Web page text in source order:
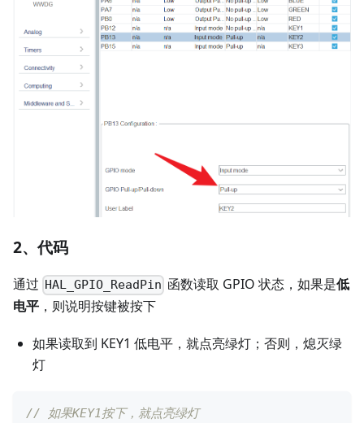
2、代码
通过 HAL_GPIO_ReadPin 函数读取 GPIO 状态，如果是低
电平 ，则说明按键被按下
如果读取到 KEY1 低电平，就点亮绿灯；否则，熄灭绿
灯
// 如果KEY1按下，就点亮绿灯